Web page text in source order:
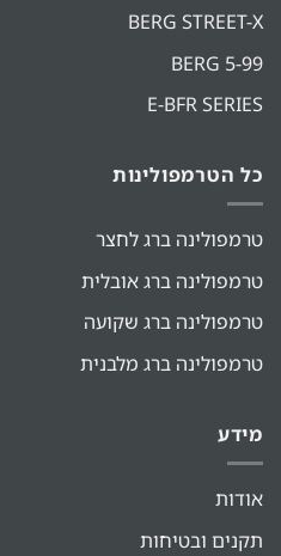
BERG STREET-X
BERG 5-99
E-BFR SERIES
כל הטרמפולינות
טרמפולינה ברג לחצר
טרמפולינה ברג אובלית
טרמפולינה ברג שקועה
טרמפולינה ברג מלבנית
מידע
אודות
תקנים ובטיחות